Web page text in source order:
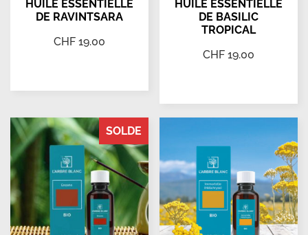
HUILE ESSENTIELLE
DE RAVINTSARA
CHF 19.00
HUILE ESSENTIELLE
DE BASILIC
TROPICAL
CHF 19.00
SOLDE